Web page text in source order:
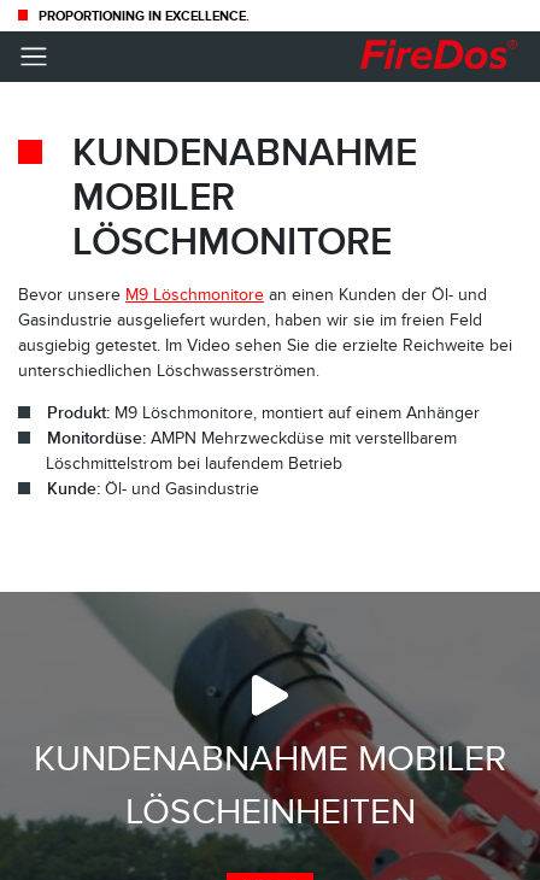
PROPORTIONING IN EXCELLENCE.
KUNDENABNAHME
MOBILER
LÖSCHMONITORE
Bevor unsere M9 Löschmonitore an einen Kunden der Öl- und
Gasindustrie ausgeliefert wurden, haben wir sie im freien Feld
ausgiebig getestet. Im Video sehen Sie die erzielte Reichweite bei
unterschiedlichen Löschwasserströmen.
Produkt:M9 Löschmonitore, montiert auf einem Anhänger
Monitordüse:AMPN Mehrzweckdüse mit verstellbarem
Löschmittelstrom bei laufendem Betrieb
Kunde:Öl- und Gasindustrie
KUNDENABNAHME MOBILER
LÖSCHEINHEITEN